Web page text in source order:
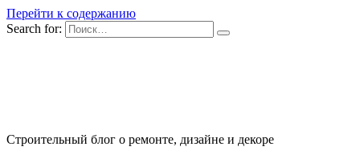
Перейти к содержанию
Search for:
Строительный блог о ремонте, дизайне и декоре